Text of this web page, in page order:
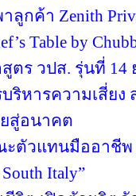
ลูกค้า Zenith
Table by
ตร วปส. รุ่นที่ 14
หารความเสี่ยง ส
สู่อนาคต
ตัวแทนมืออาชี
Italy”